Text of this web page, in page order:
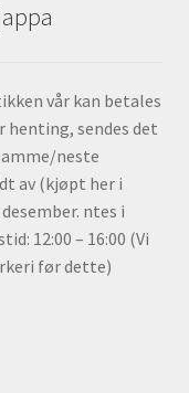
vår kan betales
henting, sendes det
neste
av (kjøpt her i
ntes i
12:00 – 16:00 (Vi
før dette)